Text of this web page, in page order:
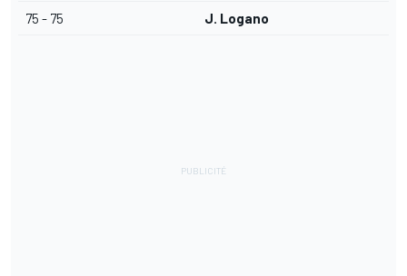
75 - 75 J. Logano